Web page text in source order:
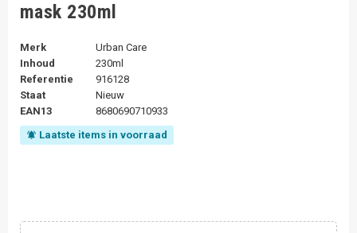
mask 230ml
Merk
Urban Care
Inhoud
230ml
Referentie
916128
Staat
Nieuw
EAN13
8680690710933
notifications_active Laatste items in voorraad